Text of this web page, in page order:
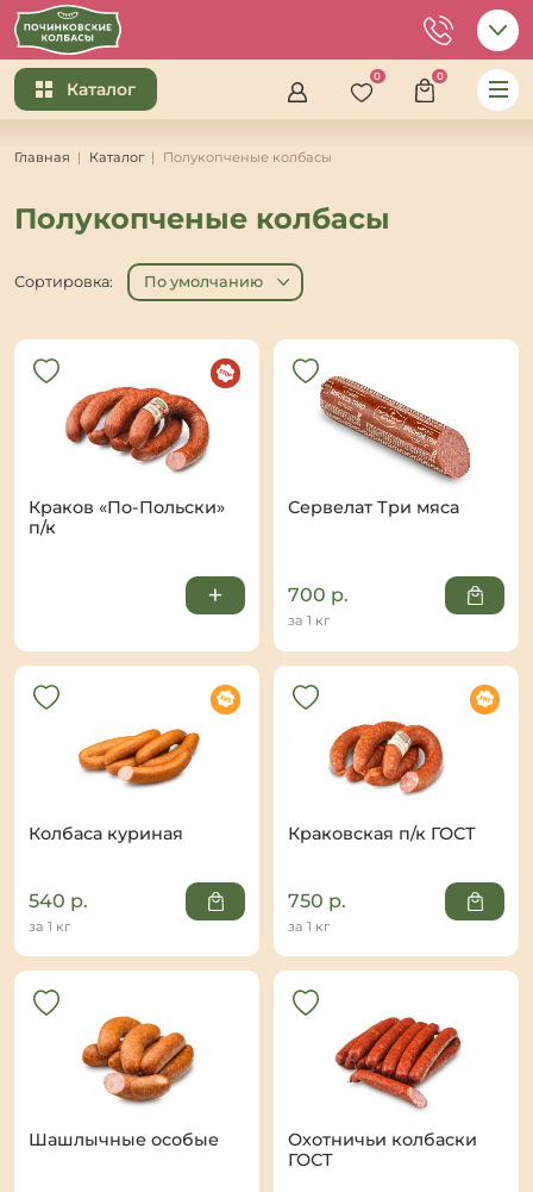
Каталог
0 0
Главная Каталог Полукопченые колбасы
Полукопченые колбасы
Сортировка: По умолчанию
Краков «По-Польски»
п/к
+
Сервелат Три мяса
700 р.
за 1 кг
Колбаса куриная
540 р.
за 1 кг
Краковская п/к ГОСТ
750 р.
за 1 кг
Шашлычные особые
Охотничьи колбаски
ГОСТ